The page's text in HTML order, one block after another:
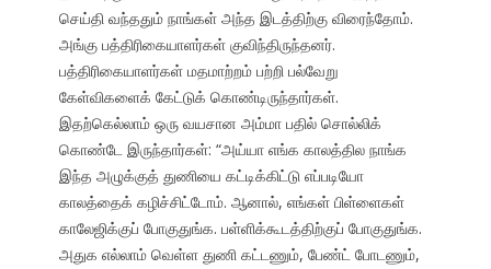
செய்தி வந்ததும் நாங்கள் அந்த இடத்திற்கு விரைந்தோம்.
அங்கு பத்திரிகையாளர்கள் குவிந்திருந்தனர்.
பத்திரிகையாளர்கள் மதமாற்றம் பற்றி பல்வேறு
கேள்விகளைக் கேட்டுக் கொண்டிருந்தார்கள்.
இதற்கெல்லாம் ஒரு வயசான அம்மா பதில் சொல்லிக்
கொண்டே இருந்தார்கள்: “அய்யா எங்க காலத்தில நாங்க
இந்த அழுக்குத் துணியை கட்டிக்கிட்டு எப்படியோ
காலத்தைக் கழிச்சிட்டோம். ஆனால், எங்கள் பிள்ளைகள்
காலேஜிக்குப் போகுதுங்க. பள்ளிக்கூடத்திற்குப் போகுதுங்க.
அதுக எல்லாம் வெள்ள துணி கட்டணும், பேண்ட் போடணும்,